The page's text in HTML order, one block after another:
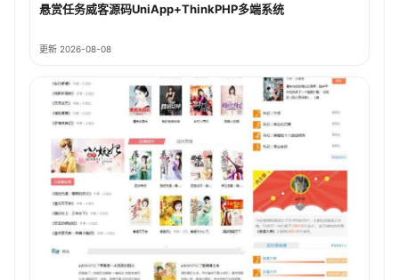
悬赏任务威客源码UniApp+ThinkPHP多端系统
更新 2026-08-08